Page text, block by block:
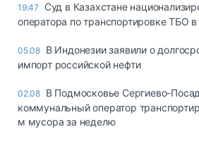
19:47
Суд в Казахстане
оператора по транспортировке ТБО
05.08 В Индонезии заявили о
импорт российской нефти
02.08 В Подмосковье Сергиево-
коммунальный оператор
м мусора за неделю